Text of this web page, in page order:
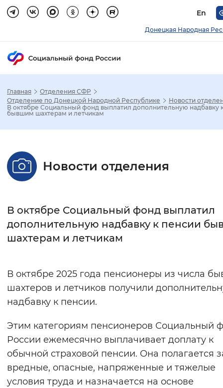
En
Донецкая Народная
Стандартный Увеличенный
Без засечек С засечками
Интервал между буквами
Цвет сайта
Монохромный
Синий фон
Изображения
Включены Выключены
Главная
Отделения СФР
Отделение по Донецкой Народной Республике
Новости
В октябре Социальный фонд выплатил дополнительную надбавку
бывшим шахтерам и летчикам
Новости отделения
В октябре Социальный фонд выплатил
дополнительную надбавку к пенсии
шахтерам и летчикам
В октябре 2025 года пенсионеры из числа
шахтеров и летчиков получили
надбавку к пенсии.
Этим категориям пенсионеров Социальный
России ежемесячно выплачивает доплату к
обычной страховой пенсии. Она полагается
вредные, опасные, напряженные и тяжелые
условия труда и назначается на основе